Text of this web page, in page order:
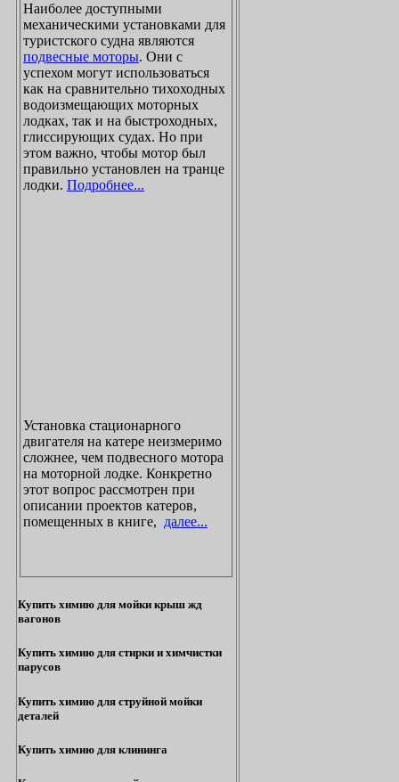
Наиболее доступными
механическими установками для
туристского судна являются
подвесные моторы. Они с
успехом могут использоваться
как на сравнительно тихоходных
водоизмещающих моторных
лодках, так и на быстроходных,
глиссирующих судах. Но при
этом важно, чтобы мотор был
правильно установлен на транце
лодки. Подробнее...
Установка стационарного
двигателя на катере неизмеримо
сложнее, чем подвесного мотора
на моторной лодке. Конкретно
этот вопрос рассмотрен при
описании проектов катеров,
помещенных в книге, далее...
Купить химию для мойки крыш жд
вагонов
Купить химию для стирки и химчистки
парусов
Купить химию для струйной мойки
деталей
Купить химию для клининга